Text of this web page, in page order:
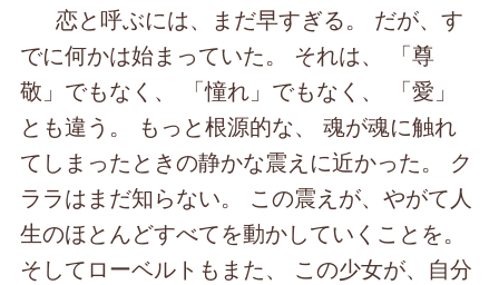
恋と呼ぶには、まだ早すぎる。 だが、す
でに何かは始まっていた。 それは、 「尊
敬」でもなく、 「憧れ」でもなく、 「愛」
とも違う。 もっと根源的な、 魂が魂に触れ
てしまったときの静かな震えに近かった。 ク
ララはまだ知らない。 この震えが、やがて人
生のほとんどすべてを動かしていくことを。
そしてローベルトもまた、 この少女が、自分